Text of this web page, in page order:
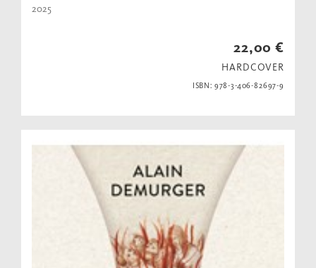
2025
22,00 €
HARDCOVER
ISBN: 978-3-406-82697-9